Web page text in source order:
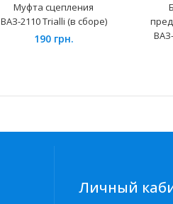
Муфта сцепления
ВАЗ-2110 Trialli (в сборе)
190 грн.
Личный